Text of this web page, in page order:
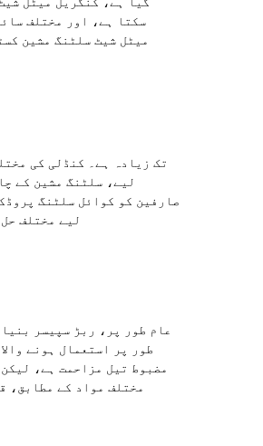
سکتا ہے، اور مختلف
لیے، سلٹنگ مشین کے
لیے مختلف
عام طور پر، ربڑ سپیسر
طور پر استعمال ہونے
مضبوط تیل مزاحمت ہے،